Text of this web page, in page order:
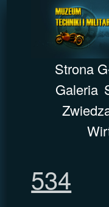
Strona
Galeria
534